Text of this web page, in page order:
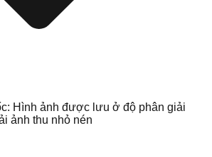
Hình ảnh được lưu ở độ phân giải
ảnh thu nhỏ nén